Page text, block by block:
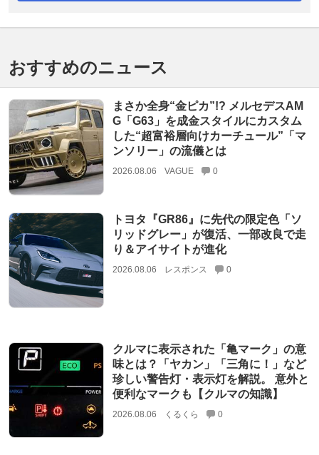
おすすめのニュース
まさか全身“金ピカ”!? メルセデスAM
G「G63」を成金スタイルにカスタム
した“超富裕層向けカーチュール”「マ
ンソリー」の流儀とは
2026.08.06 VAGUE 0
トヨタ『GR86』に先代の限定色「ソ
リッドグレー」が復活、一部改良で走
り＆アイサイトが進化
2026.08.06 レスポンス 0
クルマに表示された「亀マーク」の意
味とは？「ヤカン」「三角に！」など
珍しい警告灯・表示灯を解説。 意外と
便利なマークも【クルマの知識】
2026.08.06 くるくら 0